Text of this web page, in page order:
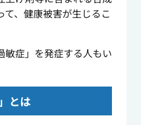
、健康被害が生じるこ
敏症」を発症する人もい
とは